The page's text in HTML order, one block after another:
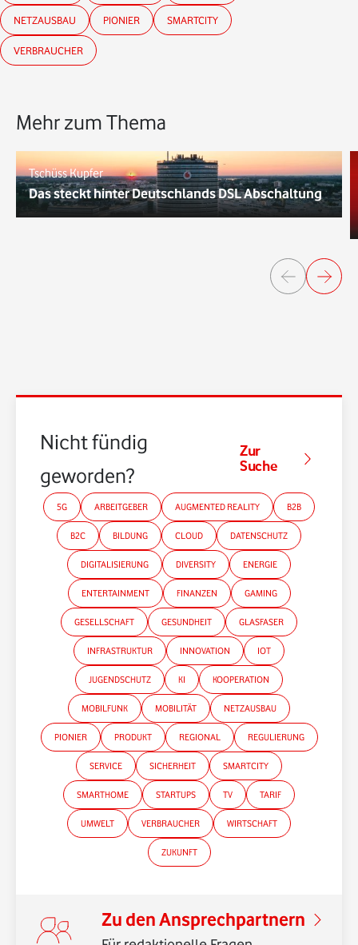
*Gender-Hinweis
NETZAUSBAU PIONIER SMARTCITY
VERBRAUCHER
Mehr zum Thema
Tschüss Kupfer
Das steckt hinter Deutschlands DSL Abschaltung
Nicht fündig
geworden?
Zur
Suche
5G ARBEITGEBER AUGMENTED REALITY B2B
B2C BILDUNG CLOUD DATENSCHUTZ
DIGITALISIERUNG DIVERSITY ENERGIE
ENTERTAINMENT FINANZEN GAMING
GESELLSCHAFT GESUNDHEIT GLASFASER
INFRASTRUKTUR INNOVATION IOT
JUGENDSCHUTZ KI KOOPERATION
MOBILFUNK MOBILITÄT NETZAUSBAU
PIONIER PRODUKT REGIONAL REGULIERUNG
SERVICE SICHERHEIT SMARTCITY
SMARTHOME STARTUPS TV TARIF
UMWELT VERBRAUCHER WIRTSCHAFT
ZUKUNFT
Zu den Ansprechpartnern